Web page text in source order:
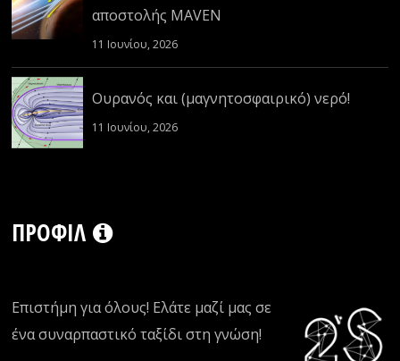
αποστολής MAVEN
11 Ιουνίου, 2026
Ουρανός και (μαγνητοσφαιρικό) νερό!
11 Ιουνίου, 2026
ΠΡΟΦΊΛ
Επιστήμη για όλους! Ελάτε μαζί μας σε
ένα συναρπαστικό ταξίδι στη γνώση!